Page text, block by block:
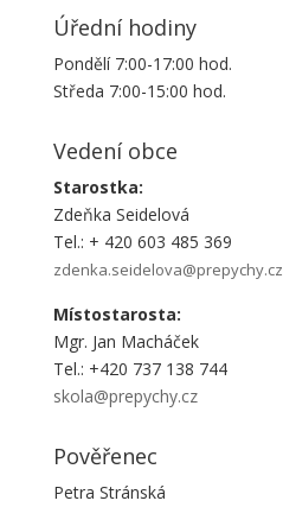
Úřední hodiny
Pondělí 7:00-17:00 hod.
Středa 7:00-15:00 hod.
Vedení obce
Starostka:
Zdeňka Seidelová
Tel.: + 420 603 485 369
zdenka.seidelova@prepychy.cz
Místostarosta:
Mgr. Jan Macháček
Tel.: +420 737 138 744
skola@prepychy.cz
Pověřenec
Petra Stránská